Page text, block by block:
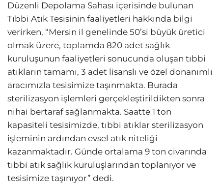
Düzenli Depolama Sahası içerisinde bulunan
Tıbbi Atık Tesisinin faaliyetleri hakkında bilgi
verirken, “Mersin il genelinde 50’si büyük üretici
olmak üzere, toplamda 820 adet sağlık
kuruluşunun faaliyetleri sonucunda oluşan tıbbi
atıkların tamamı, 3 adet lisanslı ve özel donanımlı
aracımızla tesisimize taşınmakta. Burada
sterilizasyon işlemleri gerçekleştirildikten sonra
nihai bertaraf sağlanmakta. Saatte 1 ton
kapasiteli tesisimizde, tıbbi atıklar sterilizasyon
işleminin ardından evsel atık niteliği
kazanmaktadır. Günde ortalama 9 ton civarında
tıbbi atık sağlık kuruluşlarından toplanıyor ve
tesisimize taşınıyor” dedi.